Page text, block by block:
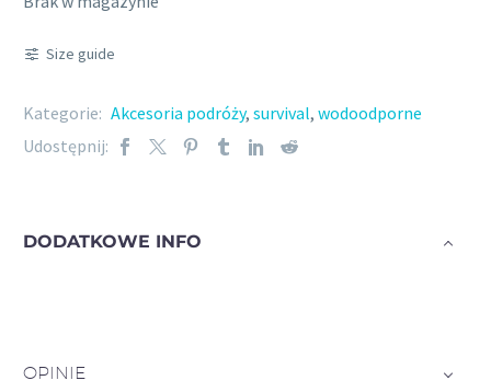
Size guide
Kategorie: Akcesoria podróży, survival, wodoodporne
Udostępnij:
DODATKOWE INFO
OPINIE